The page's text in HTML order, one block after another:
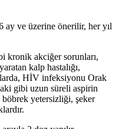
ay ve üzerine önerilir, her yıl
kronik akciğer sorunları,
kalp hastalığı,
HİV infeksiyonu Orak
gibi uzun süreli aspirin
böbrek yetersizliği, şeker